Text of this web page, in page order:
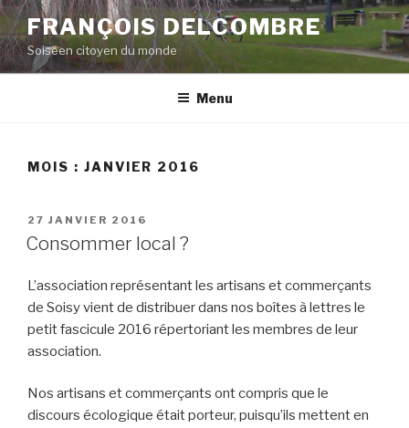
Aller
au
contenu
principal
FRANÇOIS DELCOMBRE
Soiséen citoyen du monde
Menu
MOIS : JANVIER 2016
PUBLIÉ
LE
27 JANVIER 2016
Consommer local ?
L’association représentant les artisans et commerçants
de Soisy vient de distribuer dans nos boîtes à lettres le
petit fascicule 2016 répertoriant les membres de leur
association.
Nos artisans et commerçants ont compris que le
discours écologique était porteur, puisqu’ils mettent en